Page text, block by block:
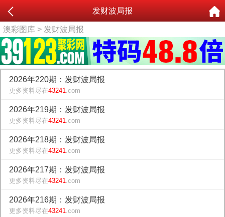
发财波局报
澳彩图库 > 发财波局报
2026年220期：发财波局报
更多资料尽在43241.com
2026年219期：发财波局报
更多资料尽在43241.com
2026年218期：发财波局报
更多资料尽在43241.com
2026年217期：发财波局报
更多资料尽在43241.com
2026年216期：发财波局报
更多资料尽在43241.com